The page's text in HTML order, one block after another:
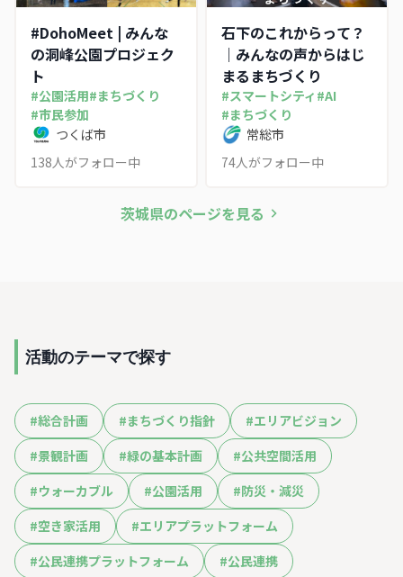
#DohoMeet | みんな
の洞峰公園プロジェク
ト
#公園活用#まちづくり
#市民参加
つくば市
138人がフォロー中
石下のこれからって？
｜みんなの声からはじ
まるまちづくり
#スマートシティ #AI
#まちづくり
常総市
74人がフォロー中
茨城県のページを見る
活動のテーマで探す
#総合計画 #まちづくり指針 #エリアビジョン
#景観計画 #緑の基本計画 #公共空間活用
#ウォーカブル #公園活用 #防災・減災
#空き家活用 #エリアプラットフォーム
#公民連携プラットフォーム #公民連携